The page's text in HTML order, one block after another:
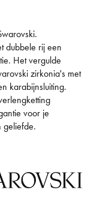
dubbele rij een
Het vergulde
zirkonia's met
karabijnsluiting.
voor je
geliefde.